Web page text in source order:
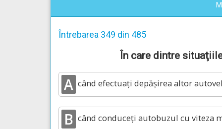
Întrebarea 349 din 485
În care dintre
A când efectuaţi depăşirea altor
B când conduceţi autobuzul cu viteza